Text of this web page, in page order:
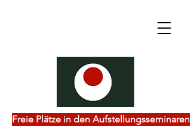
Freie Plätze in den Aufstellungsseminaren